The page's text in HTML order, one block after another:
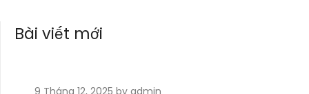
viếtBài viết mới
9 Tháng 12, 2025by admin